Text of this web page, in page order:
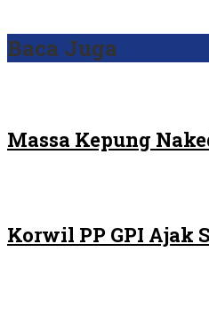
Baca Juga
Massa Kepung
Korwil PP GPI Ajak